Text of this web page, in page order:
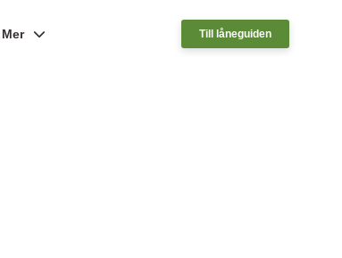
Mer Till låneguiden